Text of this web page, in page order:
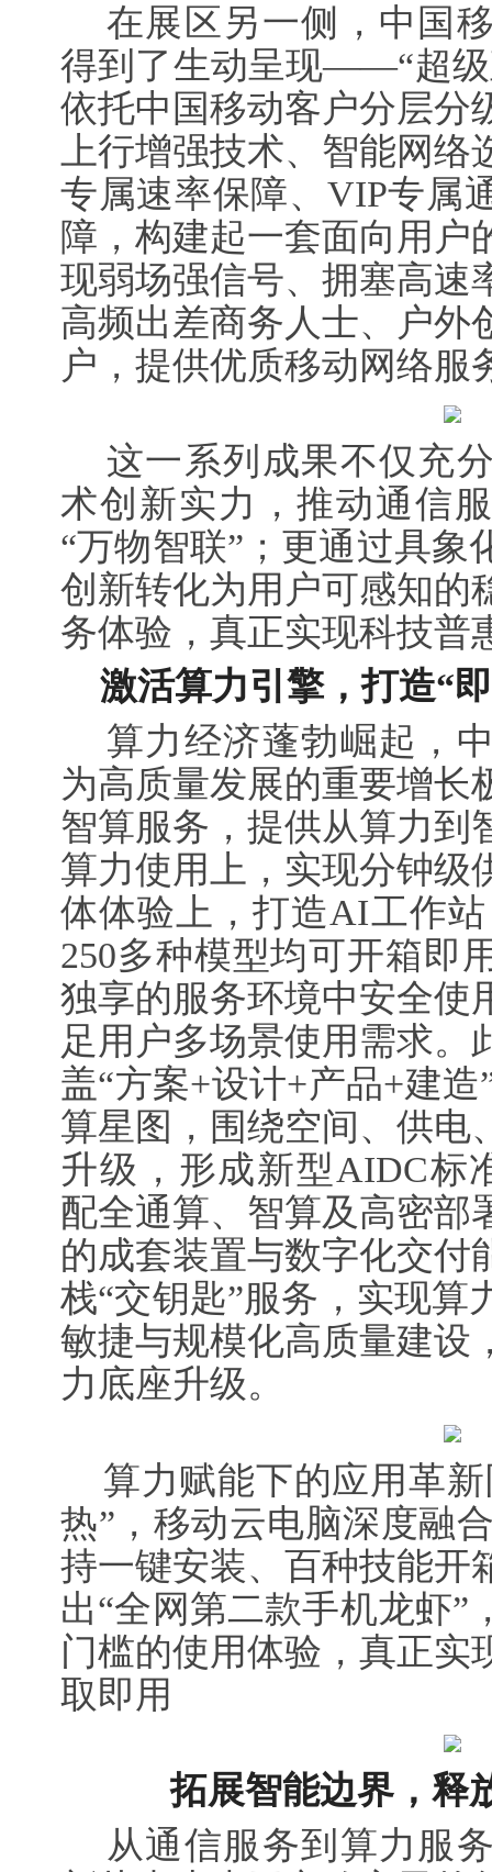
在展区另一侧，中国
得到了生动呈现——“超级
依托中国移动客户分层分
上行增强技术、智能网
专属速率保障、VIP专属
障，构建起一套面向用户
现弱场强信号、拥塞高速
高频出差商务人士、户外
户，提供优质移动网络服
这一系列成果不仅充
术创新实力，推动通信
“万物智联”；更通过具象
创新转化为用户可感知的
务体验，真正实现科技普
激活算力引擎，打造“
算力经济蓬勃崛起，
为高质量发展的重要增长
智算服务，提供从算力到
算力使用上，实现分钟级
体体验上，打造AI工作站
250多种模型均可开箱即
独享的服务环境中安全使
足用户多场景使用需求。
盖“方案+设计+产品+建
算星图，围绕空间、供电
升级，形成新型AIDC标
配全通算、智算及高密部
的成套装置与数字化交付
栈“交钥匙”服务，实现算
敏捷与规模化高质量建设
力底座升级。
算力赋能下的应用革新
热”，移动云电脑深度融
持一键安装、百种技能开
出“全网第二款手机龙虾”
门槛的使用体验，真正实
取即用
拓展智能边界，释
从通信服务到算力服